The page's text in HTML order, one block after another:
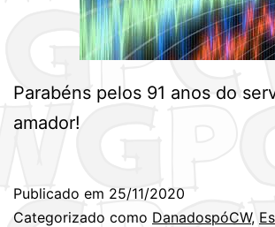
Parabéns pelos 91 anos do
amador!
Publicado em 25/11/2020
Categorizado como DanadospóCW,